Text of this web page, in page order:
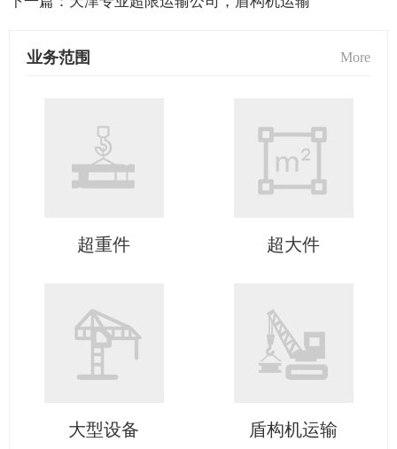
业务范围 More
超重件 超大件
大型设备 盾构机运输